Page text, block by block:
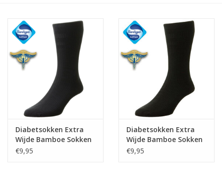
Diabetsokken Extra
Wijde Bamboe Sokken
- Navy
€9,95
Diabetsokken Extra
Wijde Bamboe Sokken
- Zwart
€9,95